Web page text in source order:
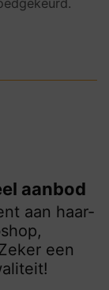
aanbod
aan haar-
een